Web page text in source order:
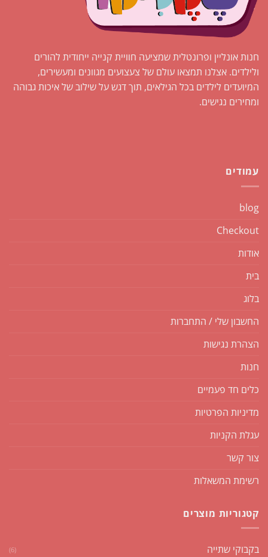
בעמוד
המוצר
חנות אונליין ופרונטלית שמציעה חוויית קנייה ייחודית להורים
ולילדים. אצלנו תמצאו עולם של צעצועים מגוונים ומעשירים,
המיועדים לילדים בכל הגילאים, תוך דגש על שילוב של איכות גבוהה
ומחירים נגישים.
עמודים
blog
Checkout
אודות
בית
בלוג
החשבון שלי / התחברות
הצהרת נגישות
חנות
כלים חד פעמיים
מדיניות הפרטיות
עגלת הקניות
צור קשר
רשימת המשאלות
קטגוריות מוצרים
בקבוקי שתייה (6)